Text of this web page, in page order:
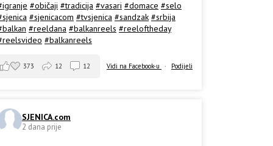
#običaji #tradicija #vasari #domace #selo
#sjenicacom #tvsjenica #sandzak #srbija
#reeldana #balkanreels #reeloftheday
#balkanreels
Vidi na Facebook-u · Podijeli
373 12 12
SJENICA.com
2 dana prije